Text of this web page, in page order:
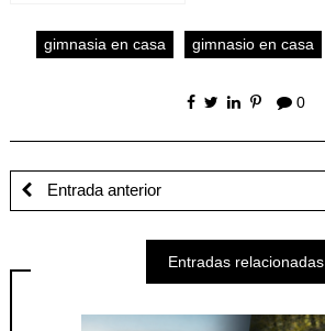
gimnasia en casa gimnasio en casa
0
Entrada anterior
Entradas relacionadas